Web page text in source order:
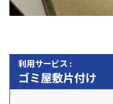
利用サービス :
ゴミ屋敷片付け